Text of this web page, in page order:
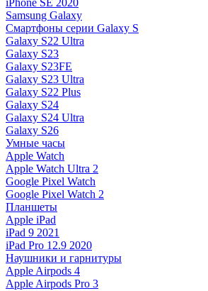
iPhone SE 2020
Samsung Galaxy
Смартфоны серии Galaxy S
Galaxy S22 Ultra
Galaxy S23
Galaxy S23FE
Galaxy S23 Ultra
Galaxy S22 Plus
Galaxy S24
Galaxy S24 Ultra
Galaxy S26
Умные часы
Apple Watch
Apple Watch Ultra 2
Google Pixel Watch
Google Pixel Watch 2
Планшеты
Apple iPad
iPad 9 2021
iPad Pro 12.9 2020
Наушники и гарнитуры
Apple Airpods 4
Apple Airpods Pro 3